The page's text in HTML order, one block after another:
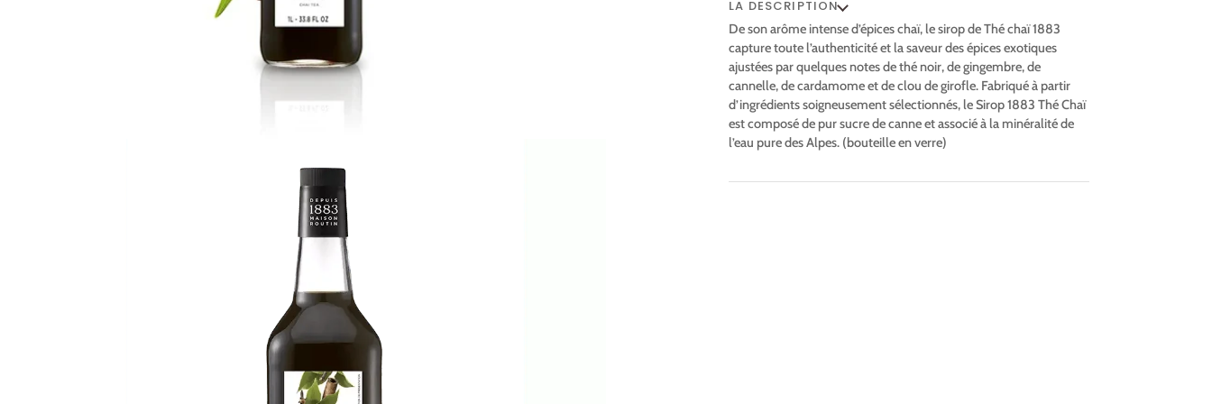
LA DESCRIPTION
De son arôme intense d’épices chaï, le sirop de Thé chaï 1883
capture toute l’authenticité et la saveur des épices exotiques
ajustées par quelques notes de thé noir, de gingembre, de
cannelle, de cardamome et de clou de girofle. Fabriqué à partir
d’ingrédients soigneusement sélectionnés, le Sirop 1883 Thé Chaï
est composé de pur sucre de canne et associé à la minéralité de
l’eau pure des Alpes. (bouteille en verre)